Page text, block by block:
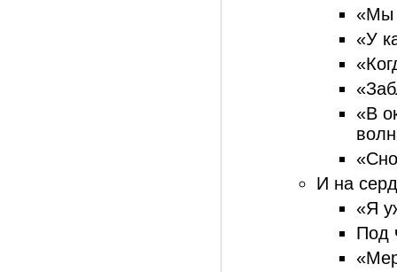
«Мы
«У
«В
И на
«Я
Под